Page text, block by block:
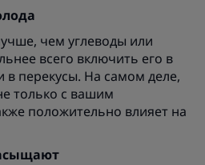
чем углеводы или
всего включить его в
перекусы. На самом деле,
только с вашим
положительно влияет на